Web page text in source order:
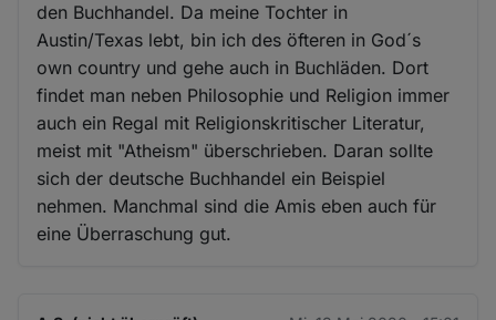
den Buchhandel. Da meine Tochter in
Austin/Texas lebt, bin ich des öfteren in God´s
own country und gehe auch in Buchläden. Dort
findet man neben Philosophie und Religion immer
auch ein Regal mit Religionskritischer Literatur,
meist mit "Atheism" überschrieben. Daran sollte
sich der deutsche Buchhandel ein Beispiel
nehmen. Manchmal sind die Amis eben auch für
eine Überraschung gut.